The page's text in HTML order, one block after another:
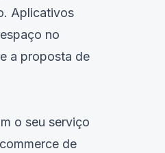
Aplicativos
no
a proposta de
o seu serviço
de